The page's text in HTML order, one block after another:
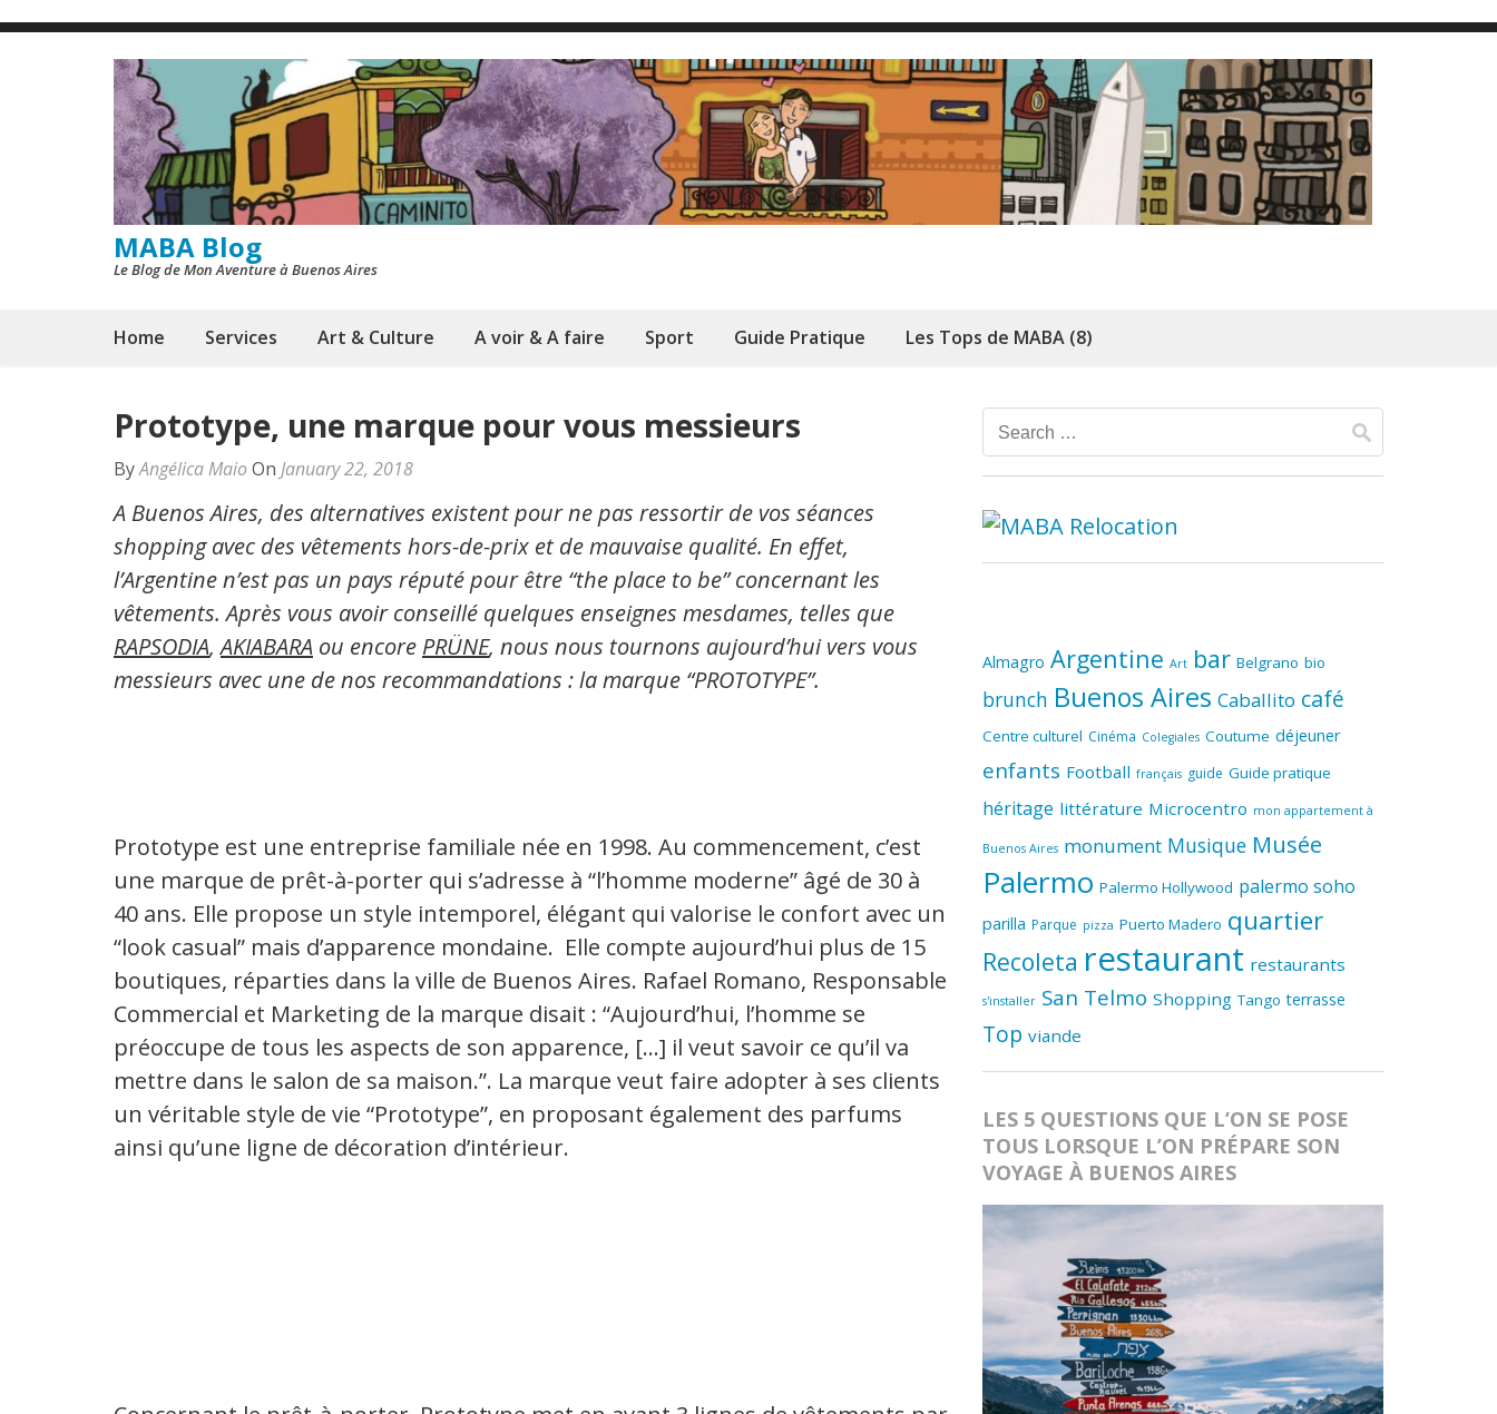
Skip
MABA Blog
Le Blog de Mon Aventure à Buenos Aires
Home Services Art & Culture A voir & A faire Sport Guide Pratique Les Tops de MABA (8)
Prototype, une marque pour vous messieurs
ByAngélica Maio On January 22, 2018
A Buenos Aires, des alternatives existent pour ne pas ressortir de vos séances
shopping avec des vêtements hors-de-prix et de mauvaise qualité. En effet,
l’Argentine n’est pas un pays réputé pour être “the place to be” concernant les
vêtements. Après vous avoir conseillé quelques enseignes mesdames, telles que
RAPSODIA,AKIABARA ou encore PRÜNE, nous nous tournons aujourd’hui vers vous
messieurs avec une de nos recommandations : la marque “PROTOTYPE”.
Prototype est une entreprise familiale née en 1998. Au commencement, c’est
une marque de prêt-à-porter qui s’adresse à “l’homme moderne” âgé de 30 à
40 ans. Elle propose un style intemporel, élégant qui valorise le confort avec un
“look casual” mais d’apparence mondaine. Elle compte aujourd’hui plus de 15
boutiques, réparties dans la ville de Buenos Aires. Rafael Romano, Responsable
Commercial et Marketing de la marque disait : “Aujourd’hui, l’homme se
préoccupe de tous les aspects de son apparence, […] il veut savoir ce qu’il va
mettre dans le salon de sa maison.”. La marque veut faire adopter à ses clients
un véritable style de vie “Prototype”, en proposant également des parfums
ainsi qu’une ligne de décoration d’intérieur.
Search
for:
Almagro Argentine Art bar Belgrano bio
brunch Buenos Aires Caballito café
Centre culturel Cinéma Colegiales Coutume déjeuner
enfants Football français guide Guide pratique
héritage littérature Microcentro mon appartement à
Buenos Aires monument Musique Musée
Palermo Palermo Hollywood palermo soho
parilla Parque pizza Puerto Madero quartier
Recoleta restaurant restaurants
s'installer San Telmo Shopping Tango terrasse
Top viande
LES 5 QUESTIONS QUE L’ON SE POSE
TOUS LORSQUE L’ON PRÉPARE SON
VOYAGE À BUENOS AIRES